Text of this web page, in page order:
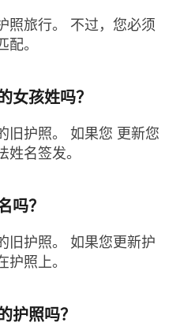
照旅行。 不过，您必须
。
女孩姓吗？
旧护照。 如果您 更新您
名签发。
吗？
旧护照。 如果您更新护
照上。
护照吗？